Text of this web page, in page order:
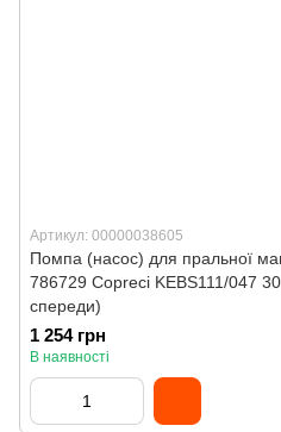
Артикул: 00000038605
Помпа (насос) для пральної
786729 Copreci KEBS111/047
спереди)
1 254 грн
В наявності